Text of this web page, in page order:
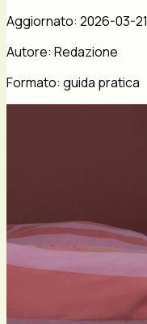
Aggiornato: 2026-03-21
Autore: Redazione
Formato: guida pratica